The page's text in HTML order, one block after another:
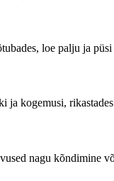
loe palju ja
ja kogemusi,
nagu kõndimine